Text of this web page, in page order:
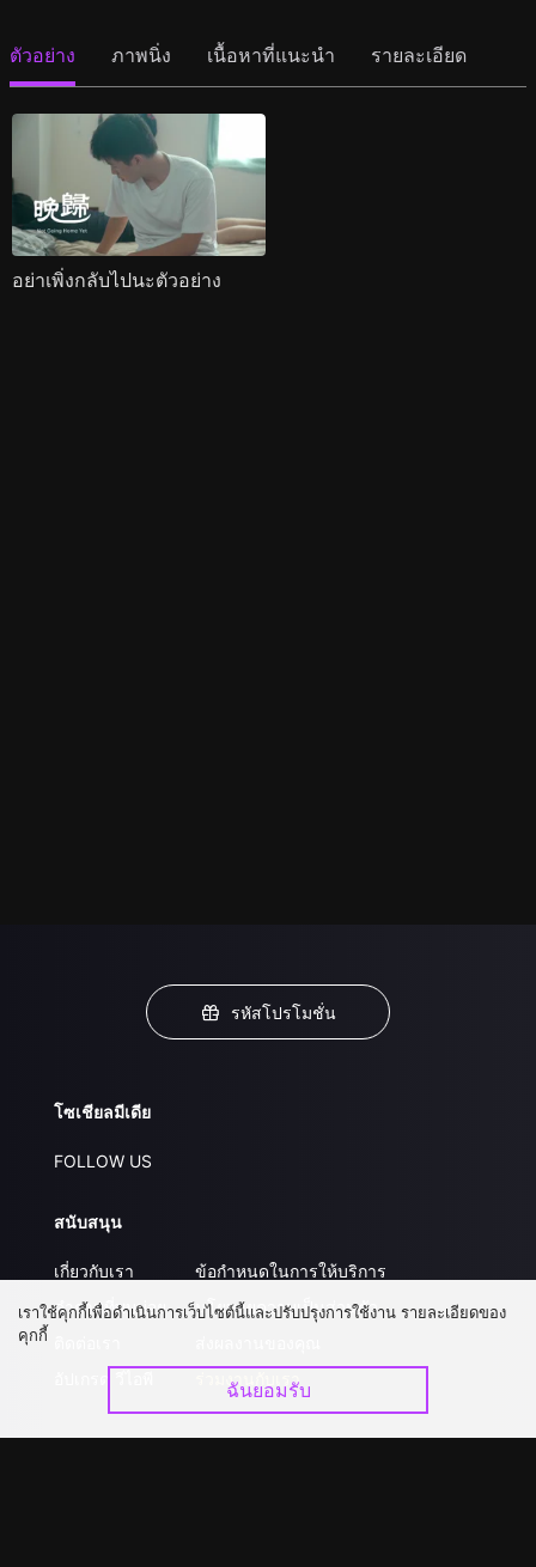
ตัวอย่าง ภาพนิ่ง เนื้อหาที่แนะนำ รายละเอียด
อย่าเพิ่งกลับไปนะตัวอย่าง
รหัสโปรโมชั่น
โซเชียลมีเดีย
FOLLOW US
สนับสนุน
เกี่ยวกับเรา
คำถามที่พบบ่อย
ข้อกำหนดในการให้บริการ
นโยบายความเป็นส่วนตัว
ร่วมงานกับเรา
เราใช้คุกกี้เพื่อดำเนินการเว็บไซต์นี้และปรับปรุงการใช้งาน รายละเอียดของ
คุกกี้
ฉันยอมรับ